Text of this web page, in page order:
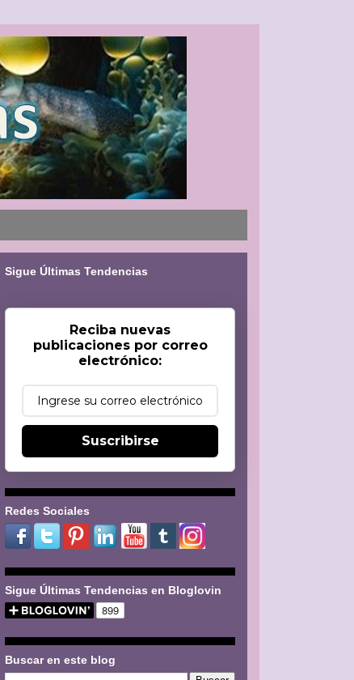
Sigue Últimas Tendencias
Reciba nuevas
publicaciones por correo
electrónico:
Suscribirse
Redes Sociales
Sigue Últimas Tendencias en Bloglovin
Buscar en este blog